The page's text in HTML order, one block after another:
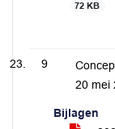
72 KB
9
20 mei
Bijlagen